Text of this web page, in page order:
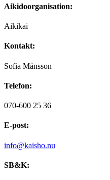
Aikidoorganisation:
Aikikai
Kontakt:
Sofia Månsson
Telefon:
070-600 25 36
E-post:
info@kaisho.nu
SB&K: